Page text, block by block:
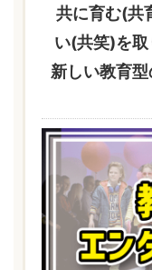
共に育む(共
い(共笑)を
新しい教育